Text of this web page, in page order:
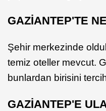
GAZİANTEP'TE
Şehir merkezinde
temiz oteller mevcut.
bunlardan birisini
GAZİANTEP'E